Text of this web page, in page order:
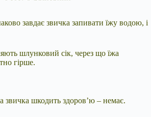
завдає звичка запивати їжу водою, і
шлунковий сік, через що їжа
гірше.
звичка шкодить здоров’ю – немає.